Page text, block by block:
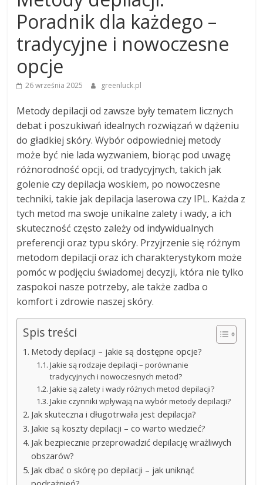
Poradnik dla każdego –
tradycyjne i nowoczesne
opcje
26 września 2025 greenluck.pl
Metody depilacji od zawsze były tematem licznych
debat i poszukiwań idealnych rozwiązań w dążeniu
do gładkiej skóry. Wybór odpowiedniej metody
może być nie lada wyzwaniem, biorąc pod uwagę
różnorodność opcji, od tradycyjnych, takich jak
golenie czy depilacja woskiem, po nowoczesne
techniki, takie jak depilacja laserowa czy IPL. Każda z
tych metod ma swoje unikalne zalety i wady, a ich
skuteczność często zależy od indywidualnych
preferencji oraz typu skóry. Przyjrzenie się różnym
metodom depilacji oraz ich charakterystykom może
pomóc w podjęciu świadomej decyzji, która nie tylko
zaspokoi nasze potrzeby, ale także zadba o
komfort i zdrowie naszej skóry.
Spis treści
Metody depilacji – jakie są dostępne opcje?
Jakie są rodzaje depilacji – porównanie
tradycyjnych i nowoczesnych metod?
Jakie są zalety i wady różnych metod depilacji?
Jakie czynniki wpływają na wybór metody depilacji?
Jak skuteczna i długotrwała jest depilacja?
Jakie są koszty depilacji – co warto wiedzieć?
Jak bezpiecznie przeprowadzić depilację wrażliwych
obszarów?
Jak dbać o skórę po depilacji – jak uniknąć